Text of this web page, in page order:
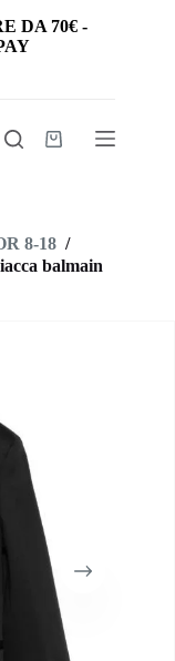
DA 70€ -
Carrello
8-18 /
balmain